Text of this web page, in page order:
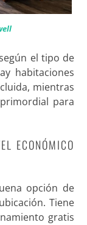
el tipo de
habitaciones
mientras
para
ECONÓMICO
opción de
Tiene
gratis